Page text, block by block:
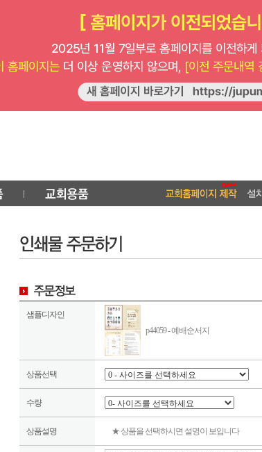
샘플디자인
p44059 - 예배순서지
상품선택
수량
상품설명 ★ 상품을 선택하시면 설명이 보입니다